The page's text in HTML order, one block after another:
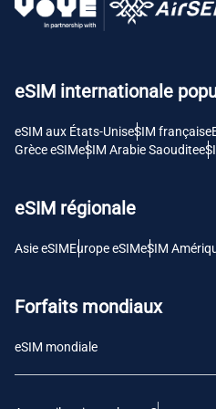
eSIM internationale
eSIM aux États-UniseSIM française
Grèce eSIMeSIM Arabie Saoudite
eSIM régionale
Asie eSIMEurope eSIMeSIM
Forfaits mondiaux
eSIM mondiale